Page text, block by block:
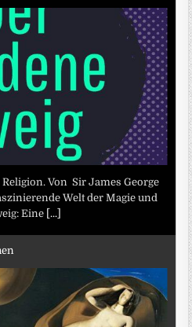
Von Sir James George
Welt der Magie und
Eine [...]